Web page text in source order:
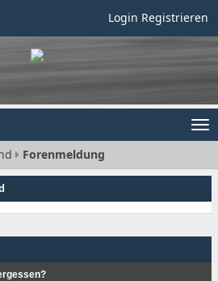
Login Registrieren
Forenmeldung